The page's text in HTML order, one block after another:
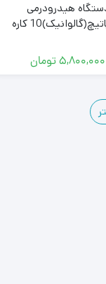
هیدرودرمی
سمپاتیچ(گالوانیک)10 کاره
5,800,000تومان